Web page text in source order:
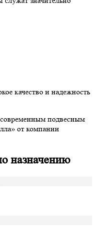
качество и надежность
подвесным
от компании
назначению